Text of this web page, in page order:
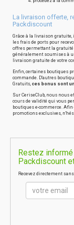
La livraison offerte,
Packdiscount
Grâce à la livraison gratuite,
les frais de ports pour
offres permettant la gratuité
généralement soumises à
livraison gratuite de votre
Enfin, certaines boutiques
commande. D'autres
Gratuits, ces bonus sont
Sur CeriseClub, nous nous
cours de validité qui vous
boutiques e-commerce.
promotions exclusives,
Restez
Packdiscount
Recevez directement